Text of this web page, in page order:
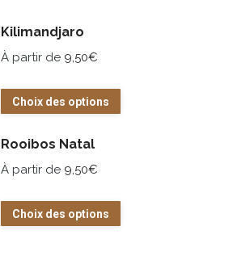
Kilimandjaro
À partir de 9,50€
Choix des options
options
Rooibos Natal
À partir de 9,50€
Choix des options